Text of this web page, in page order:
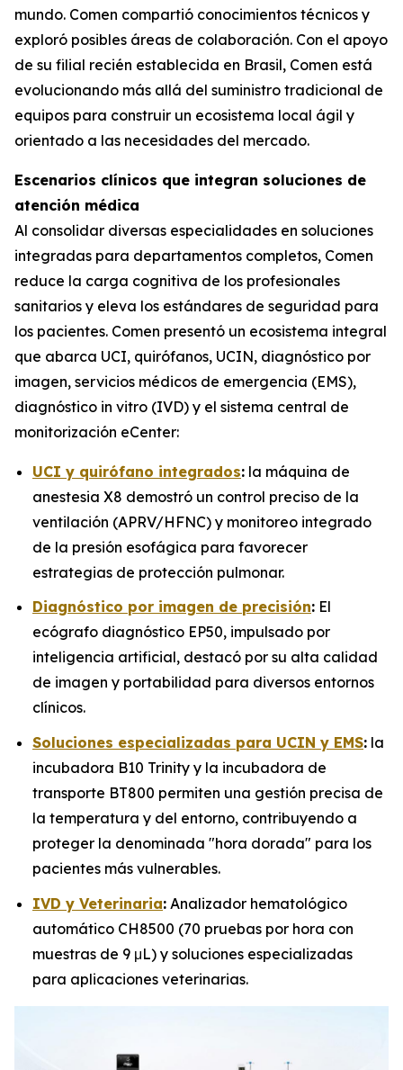
mundo. Comen compartió conocimientos técnicos y
exploró posibles áreas de colaboración. Con el apoyo
de su filial recién establecida en Brasil, Comen está
evolucionando más allá del suministro tradicional de
equipos para construir un ecosistema local ágil y
orientado a las necesidades del mercado.
Escenarios clínicos que integran soluciones de
atención médica
Al consolidar diversas especialidades en soluciones
integradas para departamentos completos, Comen
reduce la carga cognitiva de los profesionales
sanitarios y eleva los estándares de seguridad para
los pacientes. Comen presentó un ecosistema integral
que abarca UCI, quirófanos, UCIN, diagnóstico por
imagen, servicios médicos de emergencia (EMS),
diagnóstico in vitro (IVD) y el sistema central de
monitorización eCenter:
UCI y quirófano integrados: la máquina de
anestesia X8 demostró un control preciso de la
ventilación (APRV/HFNC) y monitoreo integrado
de la presión esofágica para favorecer
estrategias de protección pulmonar.
Diagnóstico por imagen de precisión: El
ecógrafo diagnóstico EP50, impulsado por
inteligencia artificial, destacó por su alta calidad
de imagen y portabilidad para diversos entornos
clínicos.
Soluciones especializadas para UCIN y EMS: la
incubadora B10 Trinity y la incubadora de
transporte BT800 permiten una gestión precisa de
la temperatura y del entorno, contribuyendo a
proteger la denominada "hora dorada" para los
pacientes más vulnerables.
IVD y Veterinaria: Analizador hematológico
automático CH8500 (70 pruebas por hora con
muestras de 9 μL) y soluciones especializadas
para aplicaciones veterinarias.